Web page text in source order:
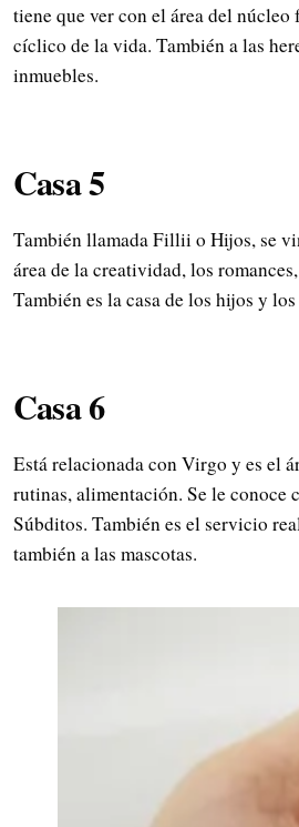
tiene que ver con el área del
cíclico de la vida. También a las
inmuebles.
Casa 5
También llamada Fillii o Hijos, se
área de la creatividad, los
También es la casa de los hijos y
Casa 6
Está relacionada con Virgo y es el
rutinas, alimentación. Se le conoce
Súbditos. También es el servicio
también a las mascotas.